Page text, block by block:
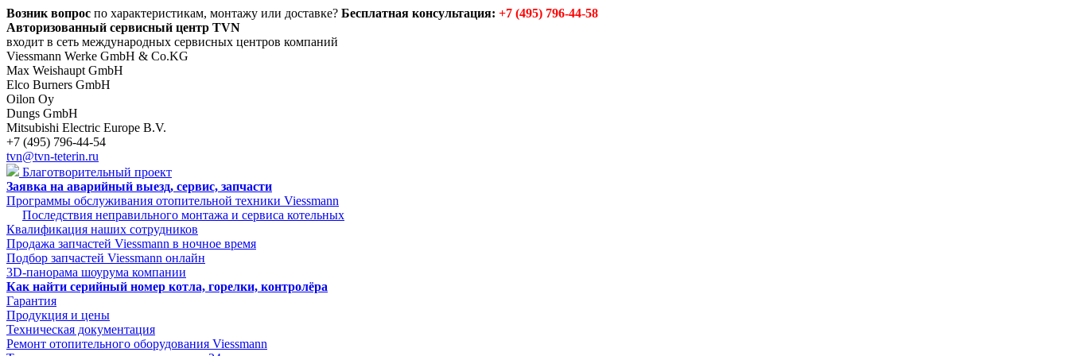
Возник вопрос по характеристикам, монтажу или доставке? Бесплатная консультация: +7 (495) 796-44-58
Авторизованный сервисный центр TVN
входит в сеть международных сервисных центров компаний
Viessmann Werke GmbH & Co.KG
Max Weishaupt GmbH
Elco Burners GmbH
Oilon Oy
Dungs GmbH
Mitsubishi Electric Europe B.V.
+7 (495) 796-44-54
tvn@tvn-teterin.ru
Благотворительный проект
Заявка на аварийный выезд, сервис, запчасти
Программы обслуживания отопительной техники Viessmann
Последствия неправильного монтажа и сервиса котельных
Квалификация наших сотрудников
Продажа запчастей Viessmann в ночное время
Подбор запчастей Viessmann онлайн
3D-панорама шоурума компании
Как найти серийный номер котла, горелки, контролёра
Гарантия
Продукция и цены
Техническая документация
Ремонт отопительного оборудования Viessmann